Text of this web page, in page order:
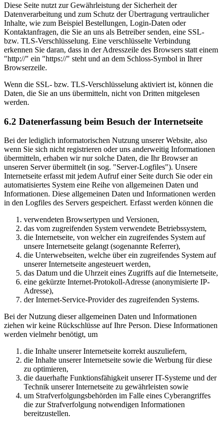
Diese Seite nutzt zur Gewährleistung der Sicherheit der
Datenverarbeitung und zum Schutz der Übertragung vertraulicher
Inhalte, wie zum Beispiel Bestellungen, Login-Daten oder
Kontaktanfragen, die Sie an uns als Betreiber senden, eine SSL-
bzw. TLS-Verschlüsselung. Eine verschlüsselte Verbindung
erkennen Sie daran, dass in der Adresszeile des Browsers statt einem
"http://" ein "https://" steht und an dem Schloss-Symbol in Ihrer
Browserzeile.
Wenn die SSL- bzw. TLS-Verschlüsselung aktiviert ist, können die
Daten, die Sie an uns übermitteln, nicht von Dritten mitgelesen
werden.
6.2 Datenerfassung beim Besuch der Internetseite
Bei der lediglich informatorischen Nutzung unserer Website, also
wenn Sie sich nicht registrieren oder uns anderweitig Informationen
übermitteln, erhaben wir nur solche Daten, die Ihr Browser an
unseren Server übermittelt (in sog. "Server-Logfiles"). Unsere
Internetseite erfasst mit jedem Aufruf einer Seite durch Sie oder ein
automatisiertes System eine Reihe von allgemeinen Daten und
Informationen. Diese allgemeinen Daten und Informationen werden
in den Logfiles des Servers gespeichert. Erfasst werden können die
verwendeten Browsertypen und Versionen,
das vom zugreifenden System verwendete Betriebssystem,
die Internetseite, von welcher ein zugreifendes System auf
unsere Internetseite gelangt (sogenannte Referrer),
die Unterwebseiten, welche über ein zugreifendes System auf
unserer Internetseite angesteuert werden,
das Datum und die Uhrzeit eines Zugriffs auf die Internetseite,
eine gekürzte Internet-Protokoll-Adresse (anonymisierte IP-
Adresse),
der Internet-Service-Provider des zugreifenden Systems.
Bei der Nutzung dieser allgemeinen Daten und Informationen
ziehen wir keine Rückschlüsse auf Ihre Person. Diese Informationen
werden vielmehr benötigt, um
die Inhalte unserer Internetseite korrekt auszuliefern,
die Inhalte unserer Internetseite sowie die Werbung für diese
zu optimieren,
die dauerhafte Funktionsfähigkeit unserer IT-Systeme und der
Technik unserer Internetseite zu gewährleisten sowie
um Strafverfolgungsbehörden im Falle eines Cyberangriffes
die zur Strafverfolgung notwendigen Informationen
bereitzustellen.